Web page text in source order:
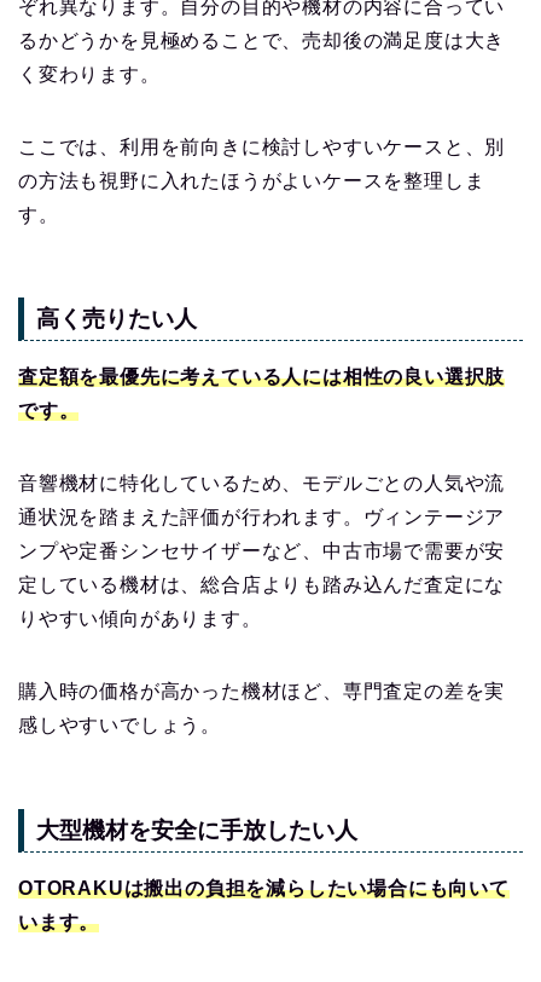
ぞれ異なります。自分の目的や機材の内容に合ってい
るかどうかを見極めることで、売却後の満足度は大き
く変わります。
ここでは、利用を前向きに検討しやすいケースと、別
の方法も視野に入れたほうがよいケースを整理しま
す。
高く売りたい人
査定額を最優先に考えている人には相性の良い選択肢
です。
音響機材に特化しているため、モデルごとの人気や流
通状況を踏まえた評価が行われます。ヴィンテージア
ンプや定番シンセサイザーなど、中古市場で需要が安
定している機材は、総合店よりも踏み込んだ査定にな
りやすい傾向があります。
購入時の価格が高かった機材ほど、専門査定の差を実
感しやすいでしょう。
大型機材を安全に手放したい人
OTORAKUは搬出の負担を減らしたい場合にも向いて
います。